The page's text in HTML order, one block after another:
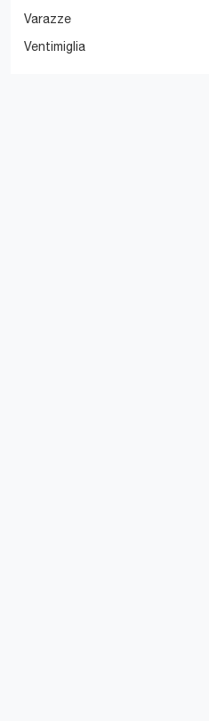
Varazze
Ventimiglia